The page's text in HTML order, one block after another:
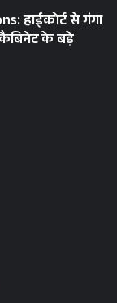
हाईकोर्ट से गंगा
के बड़े